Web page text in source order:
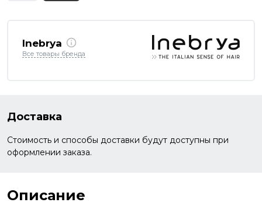
Inebrya
Все товары бренда
Доставка
Стоимость и способы доставки будут доступны при
оформлении заказа.
Описание